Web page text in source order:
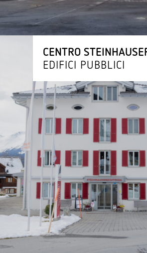
CENTRO
EDIFICI PUBBLICI